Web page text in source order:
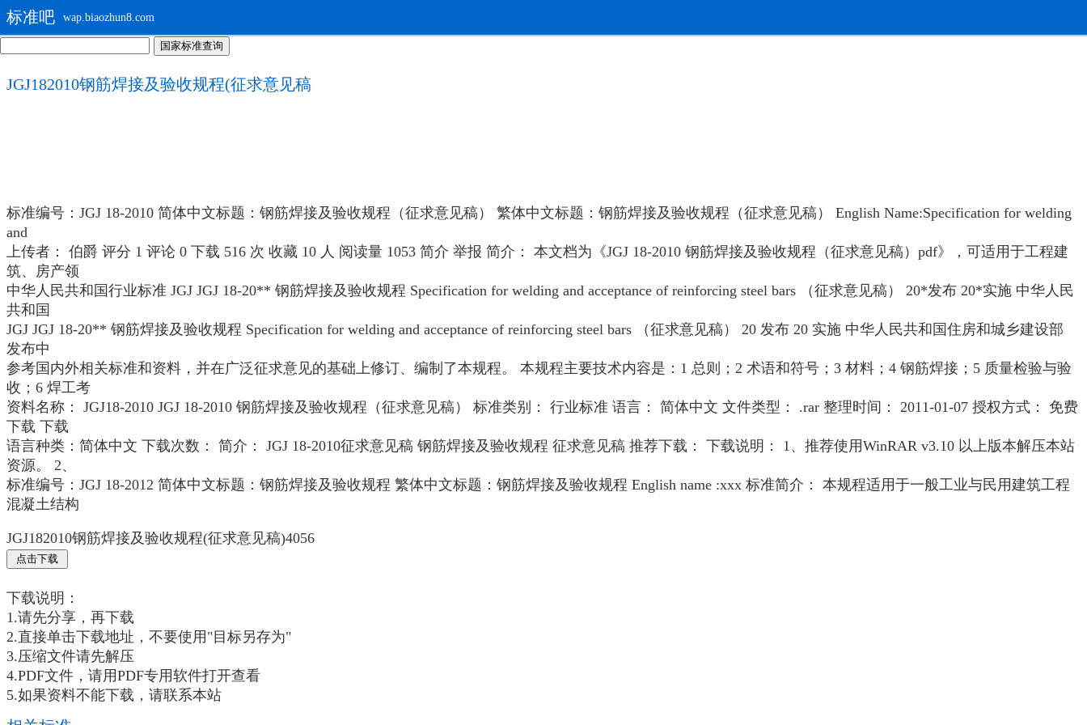
标准吧 wap.biaozhun8.com
JGJ182010钢筋焊接及验收规程(征求意见稿
标准编号：JGJ 18-2010 简体中文标题：钢筋焊接及验收规程（征求意见稿） 繁体中文标题：钢筋焊接及验收规程（征求意见稿） English Name:Specification for welding
and
上传者： 伯爵 评分 1 评论 0 下载 516 次 收藏 10 人 阅读量 1053 简介 举报 简介： 本文档为《JGJ 18-2010 钢筋焊接及验收规程（征求意见稿）pdf》，可适用于工程建
筑、房产领
中华人民共和国行业标准 JGJ JGJ 18-20** 钢筋焊接及验收规程 Specification for welding and acceptance of reinforcing steel bars （征求意见稿） 20*发布 20*实施 中华人民
共和国
JGJ JGJ 18-20** 钢筋焊接及验收规程 Specification for welding and acceptance of reinforcing steel bars （征求意见稿） 20 发布 20 实施 中华人民共和国住房和城乡建设部
发布中
参考国内外相关标准和资料，并在广泛征求意见的基础上修订、编制了本规程。 本规程主要技术内容是：1 总则；2 术语和符号；3 材料；4 钢筋焊接；5 质量检验与验
收；6 焊工考
资料名称： JGJ18-2010 JGJ 18-2010 钢筋焊接及验收规程（征求意见稿） 标准类别： 行业标准 语言： 简体中文 文件类型： .rar 整理时间： 2011-01-07 授权方式： 免费
下载 下载
语言种类：简体中文 下载次数： 简介： JGJ 18-2010征求意见稿 钢筋焊接及验收规程 征求意见稿 推荐下载： 下载说明： 1、推荐使用WinRAR v3.10 以上版本解压本站
资源。 2、
标准编号：JGJ 18-2012 简体中文标题：钢筋焊接及验收规程 繁体中文标题：钢筋焊接及验收规程 English name :xxx 标准简介： 本规程适用于一般工业与民用建筑工程
混凝土结构
JGJ182010钢筋焊接及验收规程(征求意见稿)4056
下载说明：
1.请先分享，再下载
2.直接单击下载地址，不要使用"目标另存为"
3.压缩文件请先解压
4.PDF文件，请用PDF专用软件打开查看
5.如果资料不能下载，请联系本站